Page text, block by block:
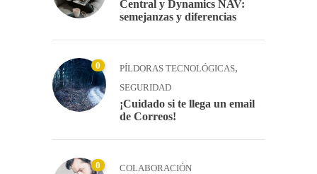
Central y Dynamics NAV:
semejanzas y diferencias
0 PÍLDORAS TECNOLÓGICAS,
SEGURIDAD
¡Cuidado si te llega un email
de Correos!
0 COLABORACIÓN